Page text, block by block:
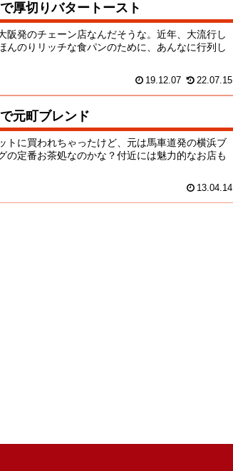
厚切りバタートースト
発のチェーン店なんだそうな。近年、大流行し
のりリッチな食パンのために、あんなに行列し
19.12.07 22.07.15
元町ブレンド
トに買われちゃったけど、元は馬車道発の横浜ブ
の定番お茶処なのかな？付近には魅力的なお店も
13.04.14